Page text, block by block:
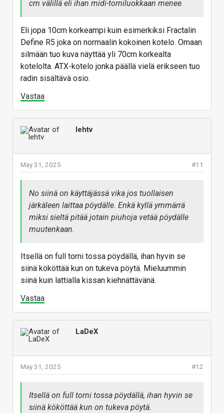
cm välillä eli ihan midi-torniluokkaan menee.
Eli jopa 10cm korkeampi kuin esimerkiksi Fractalin
Define R5 joka on normaalin kokoinen kotelo. Omaan
silmään tuo kuva näyttää yli 70cm korkealta
kotelolta. ATX-kotelo jonka päällä vielä erikseen tuo
radin sisältävä osio.
Vastaa
lehtv
#11
May 31, 2025
No siinä on käyttäjässä vika jos tuollaisen
järkäleen laittaa pöydälle. Enkä kyllä ymmärrä
miksi sieltä pitää jotain piuhoja vetää pöydälle
muutenkaan.
Itsellä on full torni tossa pöydällä, ihan hyvin se
siinä kököttää kun on tukeva pöytä. Mieluummin
siinä kuin lattialla kissan kiehnättävänä.
Vastaa
LaDeX
#12
May 31, 2025
Itsellä on full torni tossa pöydällä, ihan hyvin se
siinä kököttää kun on tukeva pöytä.